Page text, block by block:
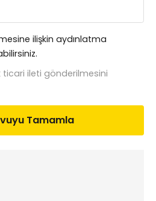
ilişkin aydınlatma
ticari ileti gönderilmesini
Tamamla